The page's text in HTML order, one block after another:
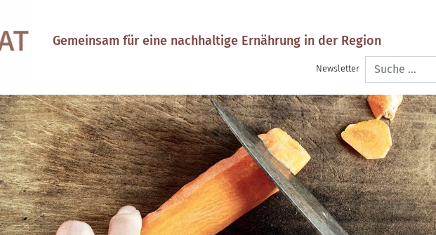
Gemeinsam für eine nachhaltige Ernährung in der Region
Newsletter
Suche
nach: